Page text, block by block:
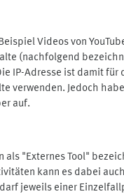
Videos von
(nachfolgend
IP-Adresse ist damit
Jedoch
auf.
"Externes Tool"
kann es dabei
jeweils einer